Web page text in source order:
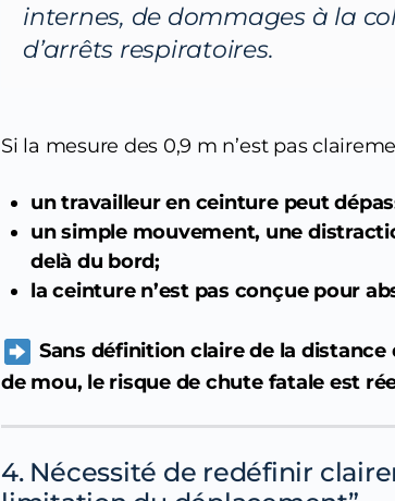
internes, de dommages à la
d’arrêts respiratoires.
Si la mesure des 0,9 m n’est pas
un travailleur en ceinture peut
un simple mouvement, une
delà du bord;
la ceinture n’est pas conçue pour
Sans définition claire de la distance
de mou, le risque de chute fatale est
4. Nécessité de redéfinir